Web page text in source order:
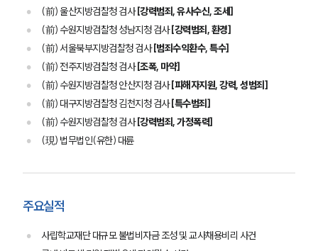
(前) 울산지방검찰청 검사[강력범죄, 유사수신, 조세]
(前) 수원지방검찰청 성남지청 검사[강력범죄, 환경]
(前) 서울북부지방검찰청 검사[범죄수익환수, 특수]
(前) 전주지방검찰청 검사[조폭, 마약]
(前) 수원지방검찰청 안산지청 검사[피해자지원, 강력, 성범죄]
(前) 대구지방검찰청 김천지청 검사[특수범죄]
(前) 수원지방검찰청 검사[강력범죄, 가정폭력]
(現) 법무법인(유한) 대륜
주요실적
사립학교재단 대규모 불법비자금 조성 및 교사채용비리 사건